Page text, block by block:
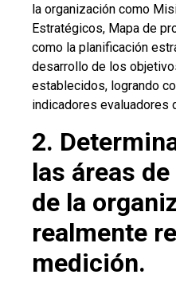
la organización como
Estratégicos, Mapa de
como la planificación
desarrollo de los
establecidos, logrando
indicadores evaluadores
2.
las áreas
de la
realmente
medición.